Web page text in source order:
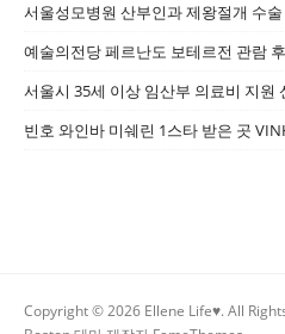
서울성모병원 산부인과 제왕절개 수
예술의전당 페르난도 보테르전 관람
서울시 35세 이상 임산부 의료비 지원
빈호 와인바 미쉐린 1스타 받은 곳
Copyright © 2026 Ellene Life♥. All